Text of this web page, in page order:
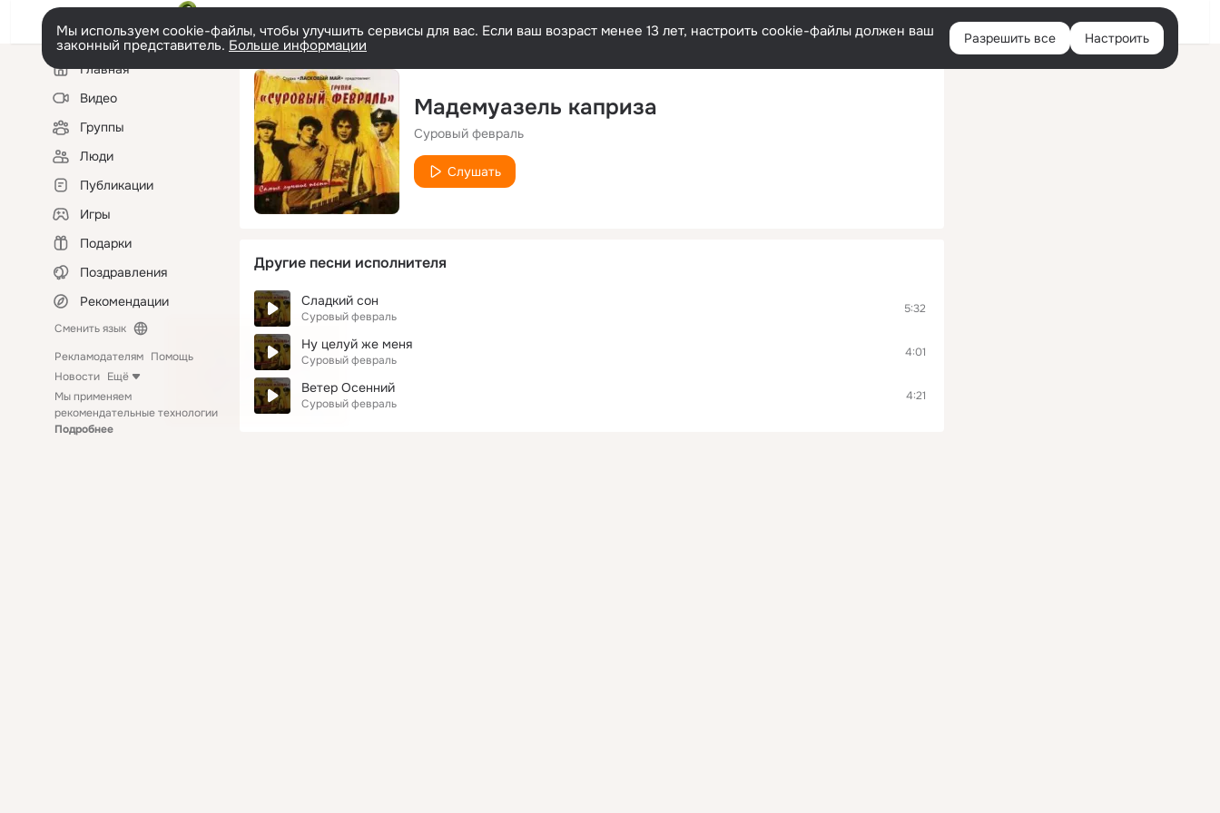
Войти
Мы используем cookie-файлы, чтобы улучшить сервисы для вас. Если ваш возраст менее 13 лет, настроить cookie-файлы должен ваш
законный представитель. Больше информации Разрешить все Настроить
Левая
колонкаГлавная
Видео
Группы
Люди
Публикации
Игры
Подарки
Поздравления
Рекомендации
Сменить язык
Рекламодателям Помощь
Новости Ещё
Мы применяем
рекомендательные технологии
Подробнее
Мадемуазель каприза
Суровый февраль
Слушать
Другие песни исполнителя
Сладкий сон
Суровый февраль
5:32
Ну целуй же меня
Суровый февраль
4:01
Ветер Осенний
Суровый февраль
4:21